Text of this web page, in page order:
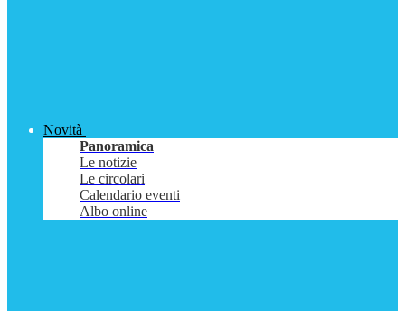
Novità
Panoramica
Le notizie
Le circolari
Calendario eventi
Albo online